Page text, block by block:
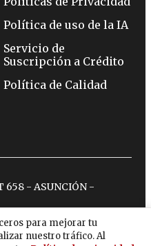
para mejorar tu
nuestro tráfico. Al
Política de uso de la IA
Servicio de
Suscripción a Crédito
Política de Calidad
658 - ASUNCIÓN -